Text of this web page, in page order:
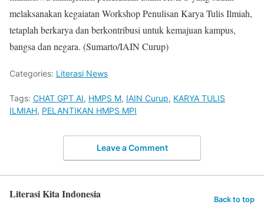
melaksanakan kegaiatan Workshop Penulisan Karya Tulis Ilmiah,
tetaplah berkarya dan berkontribusi untuk kemajuan kampus,
bangsa dan negara. (Sumarto/IAIN Curup)
Categories: Literasi News
Tags: CHAT GPT AI, HMPS M, IAIN Curup, KARYA TULIS
ILMIAH, PELANTIKAN HMPS MPI
Leave a Comment
Literasi Kita Indonesia Back to top